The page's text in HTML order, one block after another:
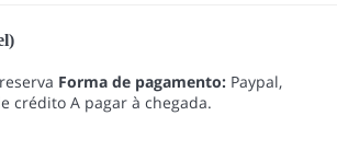
Forma de pagamento: Paypal,
crédito A pagar à chegada.